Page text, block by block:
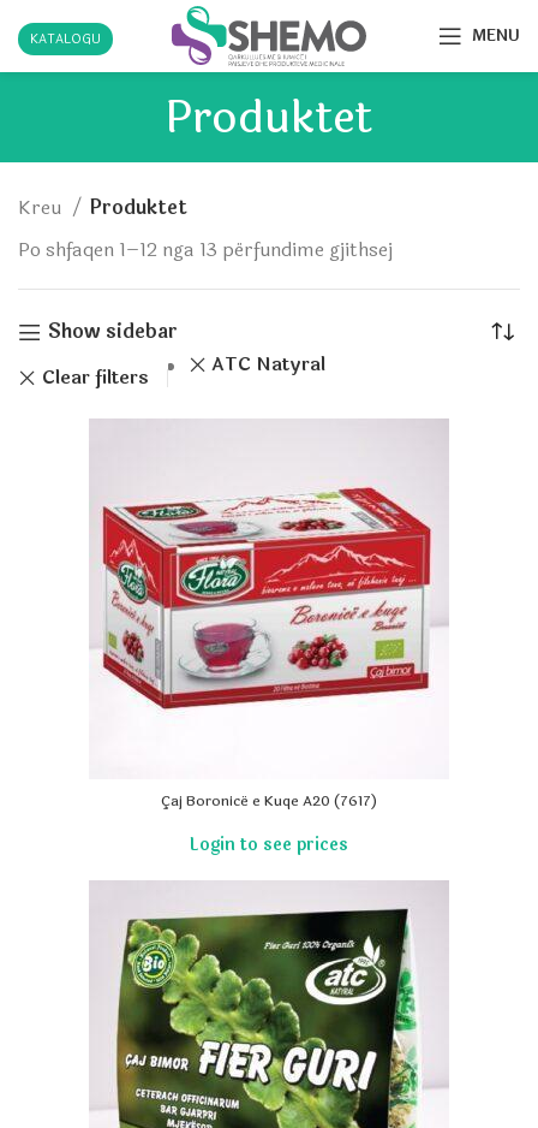
KATALOGU MENU
Produktet
Kreu
Produktet
Po shfaqen 1–12 nga 13 përfundime gjithsej
Show sidebar
Clear filters ATC Natyral
Çaj Boronicë e Kuqe A20 (7617)